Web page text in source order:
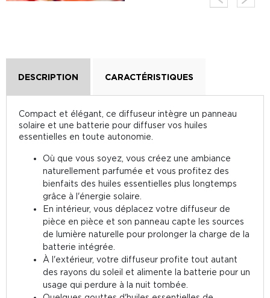
DESCRIPTION CARACTÉRISTIQUES
Compact et élégant, ce diffuseur intègre un panneau
solaire et une batterie pour diffuser vos huiles
essentielles en toute autonomie.
Où que vous soyez, vous créez une ambiance
naturellement parfumée et vous profitez des
bienfaits des huiles essentielles plus longtemps
grâce à l'énergie solaire.
En intérieur, vous déplacez votre diffuseur de
pièce en pièce et son panneau capte les sources
de lumière naturelle pour prolonger la charge de la
batterie intégrée.
À l'extérieur, votre diffuseur profite tout autant
des rayons du soleil et alimente la batterie pour un
usage qui perdure à la nuit tombée.